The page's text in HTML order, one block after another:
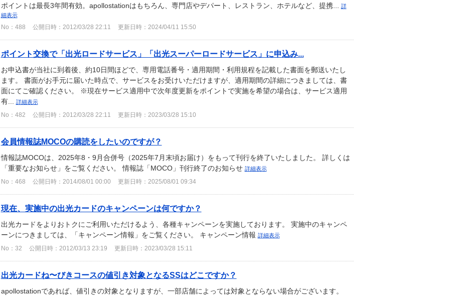
ポイントは最長3年間有効。apollostationはもちろん、専門店やデパート、レストラン、ホテルなど、提携...
詳
細表示
No：488 公開日時：2012/03/28 22:11 更新日時：2024/04/11 15:50
ポイント交換で「出光ロードサービス」「出光スーパーロードサービス」に申込み...
お申込書が当社に到着後、約10日間ほどで、専用電話番号・適用期間・利用規程を記載した書面を郵送いたし
ます。 書面がお手元に届いた時点で、サービスをお受けいただけますが、適用期間の詳細につきましては、書
面にてご確認ください。 ※現在サービス適用中で次年度更新をポイントで実施を希望の場合は、サービス適用
有...
詳細表示
No：482 公開日時：2012/03/28 22:11 更新日時：2023/03/28 15:10
会員情報誌MOCOの購読をしたいのですが？
情報誌MOCOは、2025年8・9月合併号（2025年7月末頃お届け）をもって刊行を終了いたしました。 詳しくは
「重要なお知らせ」をご覧ください。 情報誌「MOCO」刊行終了のお知らせ 詳細表示
No：468 公開日時：2014/08/01 00:00 更新日時：2025/08/01 09:34
現在、実施中の出光カードのキャンペーンは何ですか？
出光カードをよりおトクにご利用いただけるよう、各種キャンペーンを実施しております。 実施中のキャンペ
ーンにつきましては、「キャンペーン情報」をご覧ください。 キャンペーン情報 詳細表示
No：32 公開日時：2012/03/13 23:19 更新日時：2023/03/28 15:11
出光カードね〜びきコースの値引き対象となるSSはどこですか？
apollostationであれば、値引きの対象となりますが、一部店舗によっては対象とならない場合がございます。